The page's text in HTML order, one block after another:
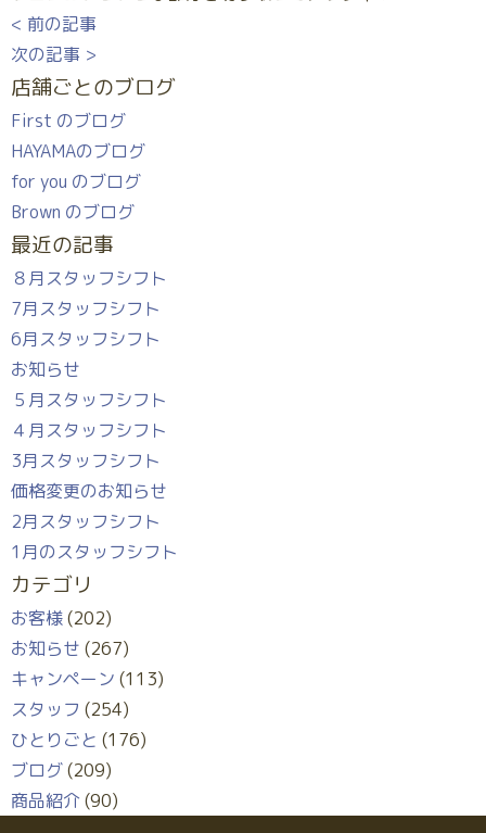
< 前の記事
次の記事 >
店舗ごとのブログ
First のブログ
HAYAMAのブログ
for you のブログ
Brown のブログ
最近の記事
８月スタッフシフト
7月スタッフシフト
6月スタッフシフト
お知らせ
５月スタッフシフト
４月スタッフシフト
3月スタッフシフト
価格変更のお知らせ
2月スタッフシフト
1月のスタッフシフト
カテゴリ
お客様(202)
お知らせ (267)
キャンペーン (113)
スタッフ (254)
ひとりごと (176)
ブログ(209)
商品紹介 (90)